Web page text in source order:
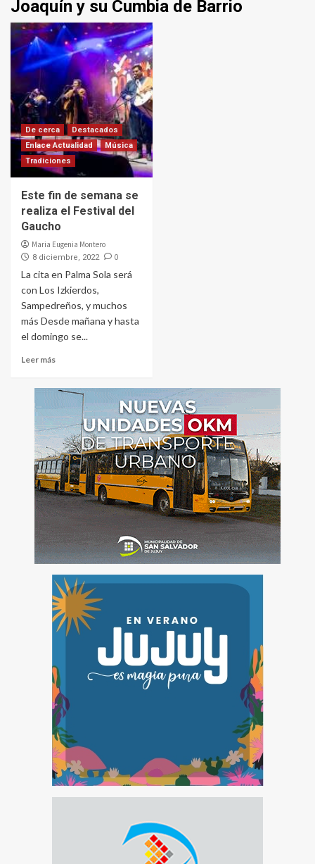
Joaquín y su Cumbia de Barrio
De cerca
Destacados
Enlace Actualidad
Música
Tradiciones
Este fin de semana se
realiza el Festival del
Gaucho
Maria Eugenia Montero
8 diciembre, 2022 0
La cita en Palma Sola será
con Los Izkierdos,
Sampedreños, y muchos
más Desde mañana y hasta
el domingo se...
Leer más